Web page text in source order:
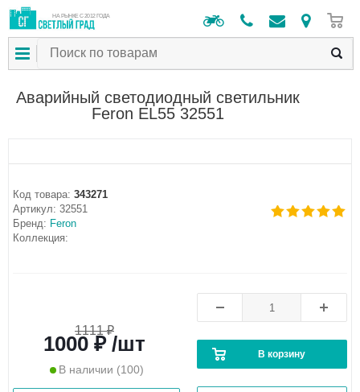
НА РЫНКЕ С 2012 ГОДА
Аварийный светодиодный светильник
Feron EL55 32551
Код товара: 343271
Артикул: 32551
Бренд: Feron
Коллекция:
1111 ₽
1000 ₽ /шт
В наличии (100)
В корзину